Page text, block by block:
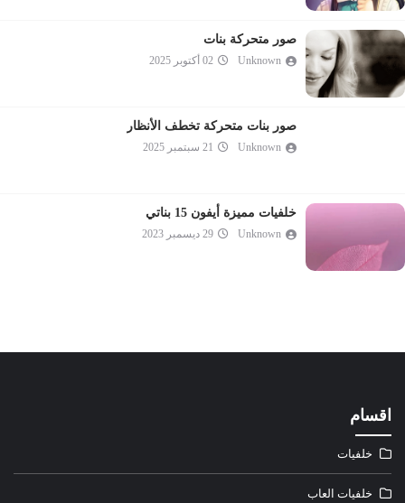
صور متحركة بنات
Unknown 02 أكتوبر 2025
صور بنات متحركة تخطف الأنظار
Unknown 21 سبتمبر 2025
خلفيات مميزة أيفون 15 بناتي
Unknown 29 ديسمبر 2023
اقسام
خلفيات
خلفيات العاب